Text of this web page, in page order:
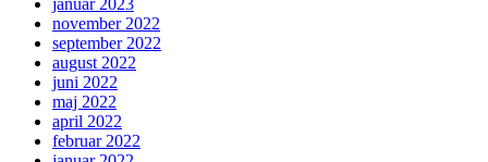
november 2022
september 2022
august 2022
juni 2022
maj 2022
april 2022
februar 2022